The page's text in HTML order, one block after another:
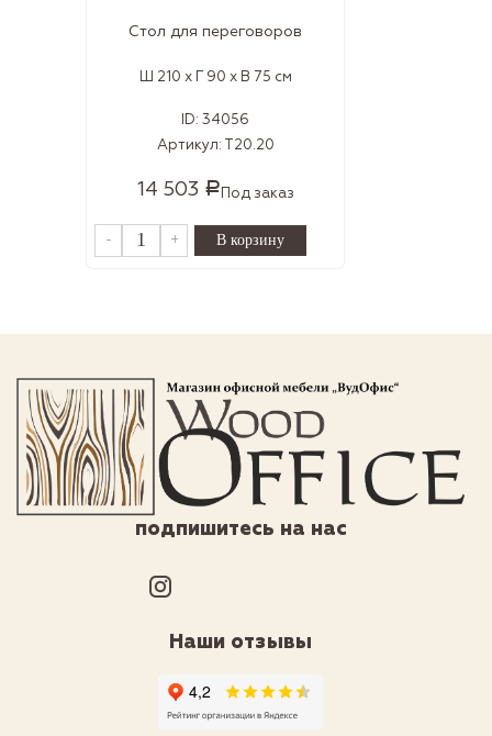
Стол для переговоров
Ш 210 x Г 90 x В 75 см
ID: 34056
Артикул: Т20.20
14 503 Р Под заказ
- +
подпишитесь на нас
Наши отзывы